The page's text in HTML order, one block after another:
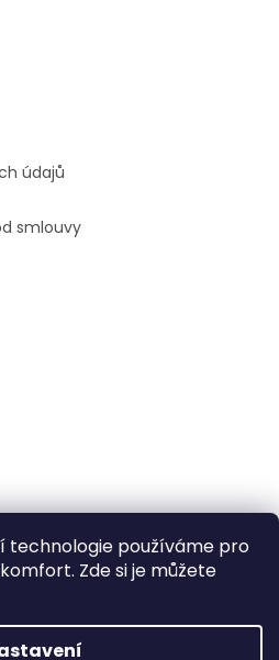
technologie používáme pro
Zde si je můžete
údajů
smlouvy
air-cool
Vytvořil Shoptet